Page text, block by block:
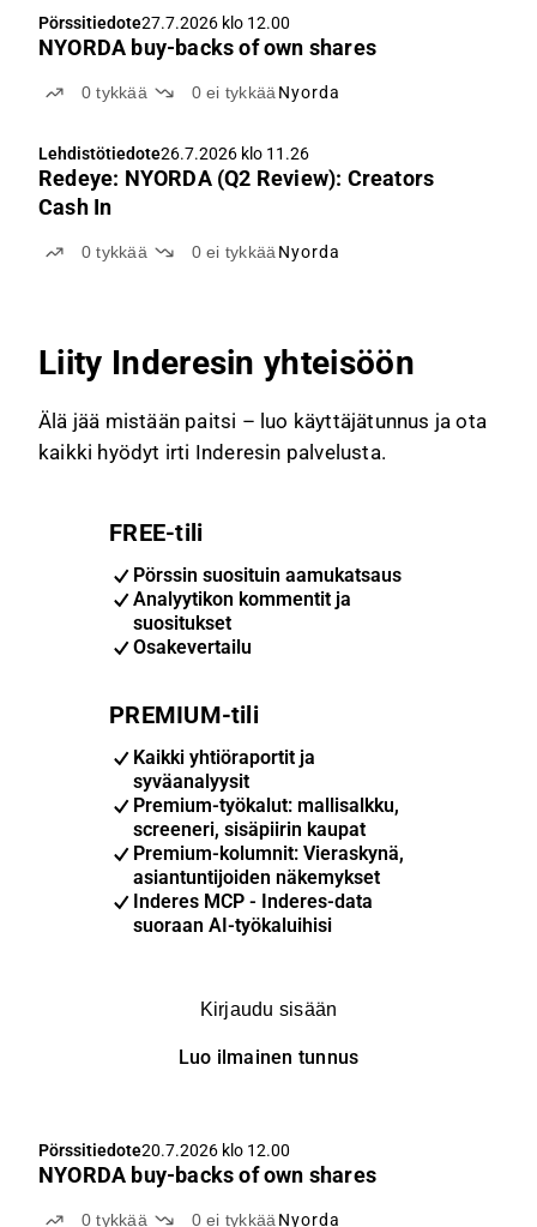
Pörssitiedote27.7.2026 klo 12.00
NYORDA buy-backs of own shares
0tykkää 0ei tykkää Nyorda
Lehdistötiedote26.7.2026 klo 11.26
Redeye: NYORDA (Q2 Review): Creators
Cash In
0tykkää 0ei tykkää Nyorda
Liity Inderesin yhteisöön
Älä jää mistään paitsi – luo käyttäjätunnus ja ota
kaikki hyödyt irti Inderesin palvelusta.
FREE-tili
Pörssin suosituin aamukatsaus
Analyytikon kommentit ja
suositukset
Osakevertailu
PREMIUM-tili
Kaikki yhtiöraportit ja
syväanalyysit
Premium-työkalut: mallisalkku,
screeneri, sisäpiirin kaupat
Premium-kolumnit: Vieraskynä,
asiantuntijoiden näkemykset
Inderes MCP - Inderes-data
suoraan AI-työkaluihisi
Kirjaudu sisään
Luo ilmainen tunnus
Pörssitiedote20.7.2026 klo 12.00
NYORDA buy-backs of own shares
0tykkää 0ei tykkää Nyorda